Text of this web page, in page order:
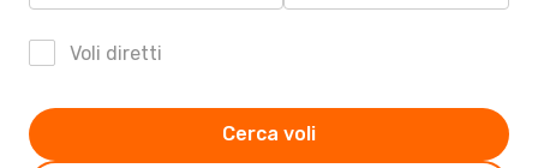
Voli diretti
Cerca voli